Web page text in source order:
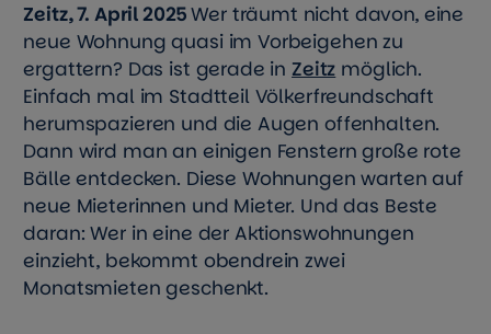
Zeitz, 7. April 2025Wer träumt nicht davon, eine
neue Wohnung quasi im Vorbeigehen zu
ergattern? Das ist gerade in Zeitz möglich.
Einfach mal im Stadtteil Völkerfreundschaft
herumspazieren und die Augen offenhalten.
Dann wird man an einigen Fenstern große rote
Bälle entdecken. Diese Wohnungen warten auf
neue Mieterinnen und Mieter. Und das Beste
daran: Wer in eine der Aktionswohnungen
einzieht, bekommt obendrein zwei
Monatsmieten geschenkt.